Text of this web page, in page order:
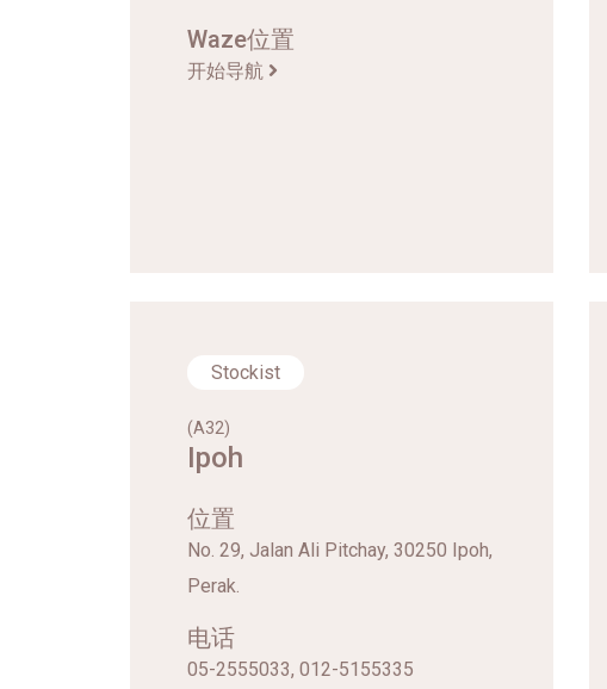
Waze位置
开始导航
Stockist
(A32)
Ipoh
位置
No. 29, Jalan Ali Pitchay, 30250 Ipoh,
Perak.
电话
05-2555033, 012-5155335